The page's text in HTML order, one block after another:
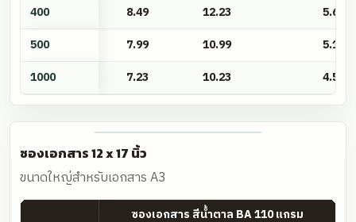
400
8.49 12.23
5.63
500
7.99 10.99
5.19
1000
7.23 10.23 4.55
ซองเอกสาร 12 x 17 นิ้ว
ขนาดใหญ่สำหรับเอกสาร A3
ซองเอกสาร สีน้ำตาล BA 110 แกรม